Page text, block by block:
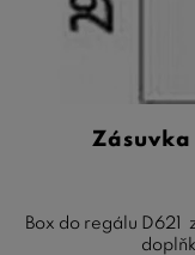
Box do regálu D621